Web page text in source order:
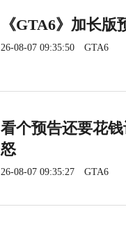
《GTA6》加长
26-08-07 09:35:50 GTA6
看个预告还要花
怒
26-08-07 09:35:27 GTA6